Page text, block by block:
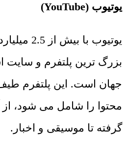
یوتیوب (YouTube)
یوتیوب با
بزرگ ترین پلتفرم و سایت
جهان است. این پلتفرم
محتوا را شامل می شود،
گرفته تا موسیقی و اخبار.